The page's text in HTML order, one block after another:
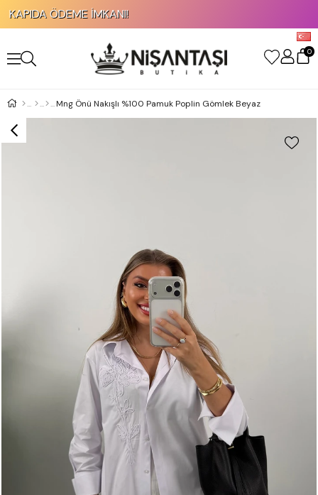
ÖDEME İMKANI!
0
Mng Önü Nakışlı %100 Pamuk Poplin Gömlek Beyaz